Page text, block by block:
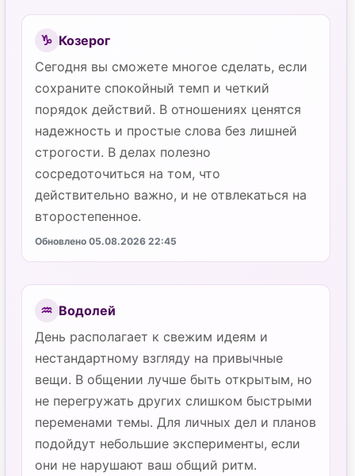
♑ Козерог
Сегодня вы сможете многое сделать, если
сохраните спокойный темп и четкий
порядок действий. В отношениях ценятся
надежность и простые слова без лишней
строгости. В делах полезно
сосредоточиться на том, что
действительно важно, и не отвлекаться на
второстепенное.
Обновлено 05.08.2026 22:45
♒ Водолей
День располагает к свежим идеям и
нестандартному взгляду на привычные
вещи. В общении лучше быть открытым, но
не перегружать других слишком быстрыми
переменами темы. Для личных дел и планов
подойдут небольшие эксперименты, если
они не нарушают ваш общий ритм.